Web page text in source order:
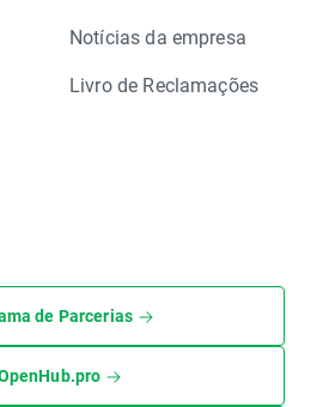
Notícias da empresa
Livro de Reclamações
de Parcerias